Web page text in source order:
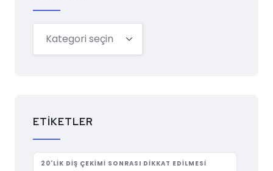
ETIKETLER
20'LIK DIŞ ÇEKIMI SONRASI DIKKAT EDILMESI